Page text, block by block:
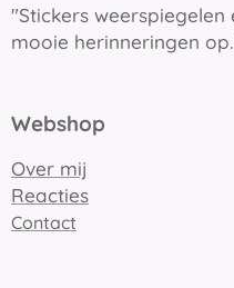
"Stickers
mooie herinneringen
Webshop
Over mij
Reacties
Contact